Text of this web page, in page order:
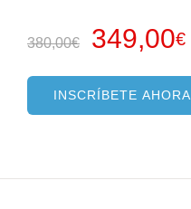
380,00€
El
original
era:
349,00€
INSCRÍBETE AHORA